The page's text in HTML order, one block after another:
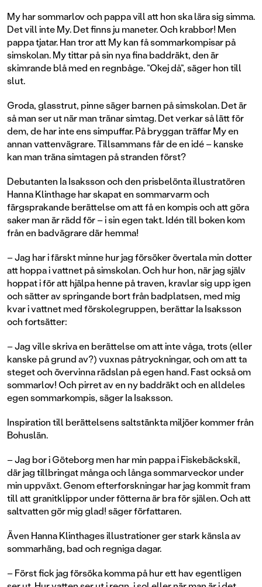
My har sommarlov och pappa vill att hon ska lära sig simma.
Det vill inte My. Det finns ju maneter. Och krabbor! Men
pappa tjatar. Han tror att My kan få sommarkompisar på
simskolan. My tittar på sin nya fina baddräkt, den är
skimrande blå med en regnbåge. ”Okej då”, säger hon till
slut.
Groda, glasstrut, pinne säger barnen på simskolan. Det är
så man ser ut när man tränar simtag. Det verkar så lätt för
dem, de har inte ens simpuffar. På bryggan träffar My en
annan vattenvägrare. Tillsammans får de en idé – kanske
kan man träna simtagen på stranden först?
Debutanten Ia Isaksson och den prisbelönta illustratören
Hanna Klinthage har skapat en sommarvarm och
färgsprakande berättelse om att få en kompis och att göra
saker man är rädd för – i sin egen takt. Idén till boken kom
från en badvägrare där hemma!
– Jag har i färskt minne hur jag försöker övertala min dotter
att hoppa i vattnet på simskolan. Och hur hon, när jag själv
hoppat i för att hjälpa henne på traven, kravlar sig upp igen
och sätter av springande bort från badplatsen, med mig
kvar i vattnet med förskolegruppen, berättar Ia Isaksson
och fortsätter:
– Jag ville skriva en berättelse om att inte våga, trots (eller
kanske på grund av?) vuxnas påtryckningar, och om att ta
steget och övervinna rädslan på egen hand. Fast också om
sommarlov! Och pirret av en ny baddräkt och en alldeles
egen sommarkompis, säger Ia Isaksson.
Inspiration till berättelsens saltstänkta miljöer kommer från
Bohuslän.
– Jag bor i Göteborg men har min pappa i Fiskebäckskil,
där jag tillbringat många och långa sommarveckor under
min uppväxt. Genom efterforskningar har jag kommit fram
till att granitklippor under fötterna är bra för själen. Och att
saltvatten gör mig glad! säger författaren.
Även Hanna Klinthages illustrationer ger stark känsla av
sommarhäng, bad och regniga dagar.
– Först fick jag försöka komma på hur ett hav egentligen